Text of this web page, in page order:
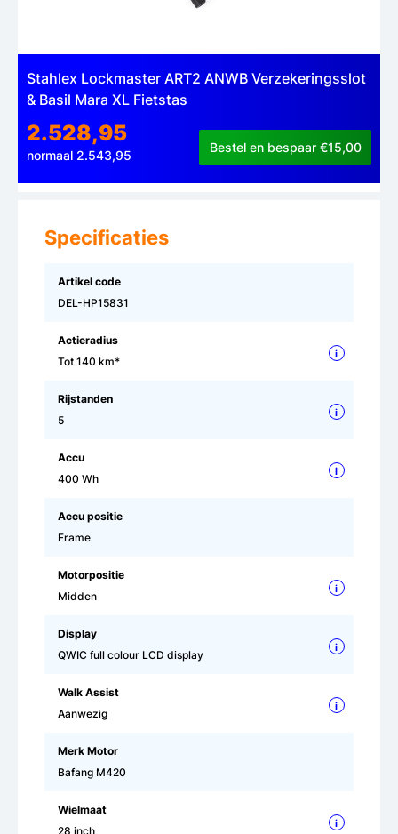
Stahlex Lockmaster ART2 ANWB Verzekeringsslot
& Basil Mara XL Fietstas
2.528,95
normaal 2.543,95
Bestel en bespaar €15,00
Specificaties
Artikel code
DEL-HP15831
Actieradius
Tot 140 km*
i
Rijstanden
5
i
Accu
400 Wh
i
Accu positie
Frame
Motorpositie
Midden
i
Display
QWIC full colour LCD display
i
Walk Assist
Aanwezig
i
Merk Motor
Bafang M420
Wielmaat
28 inch
i